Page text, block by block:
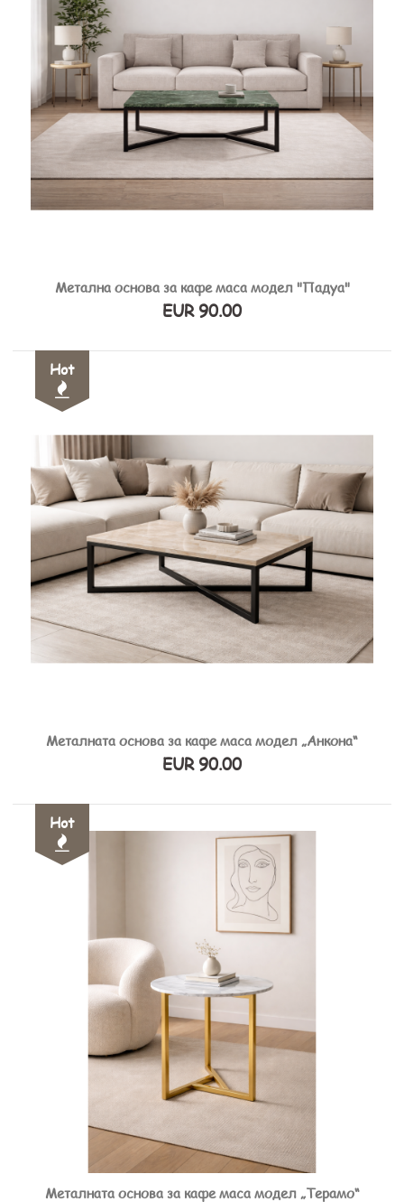
Метална основа за кафе маса модел "Падуа"
EUR 90.00
Hot
Металната основа за кафе маса модел „Анкона“
EUR 90.00
Hot
Металната основа за кафе маса модел „Терамо“